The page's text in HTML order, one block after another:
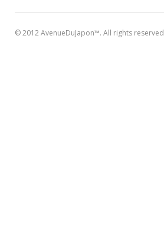
© 2012 AvenueDuJapon™. All rights reserved